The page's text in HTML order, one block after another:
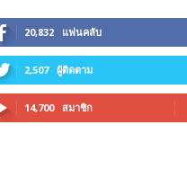
20,832 แฟนคลับ
2,507 ผู้ติดตาม
14,700 สมาชิก